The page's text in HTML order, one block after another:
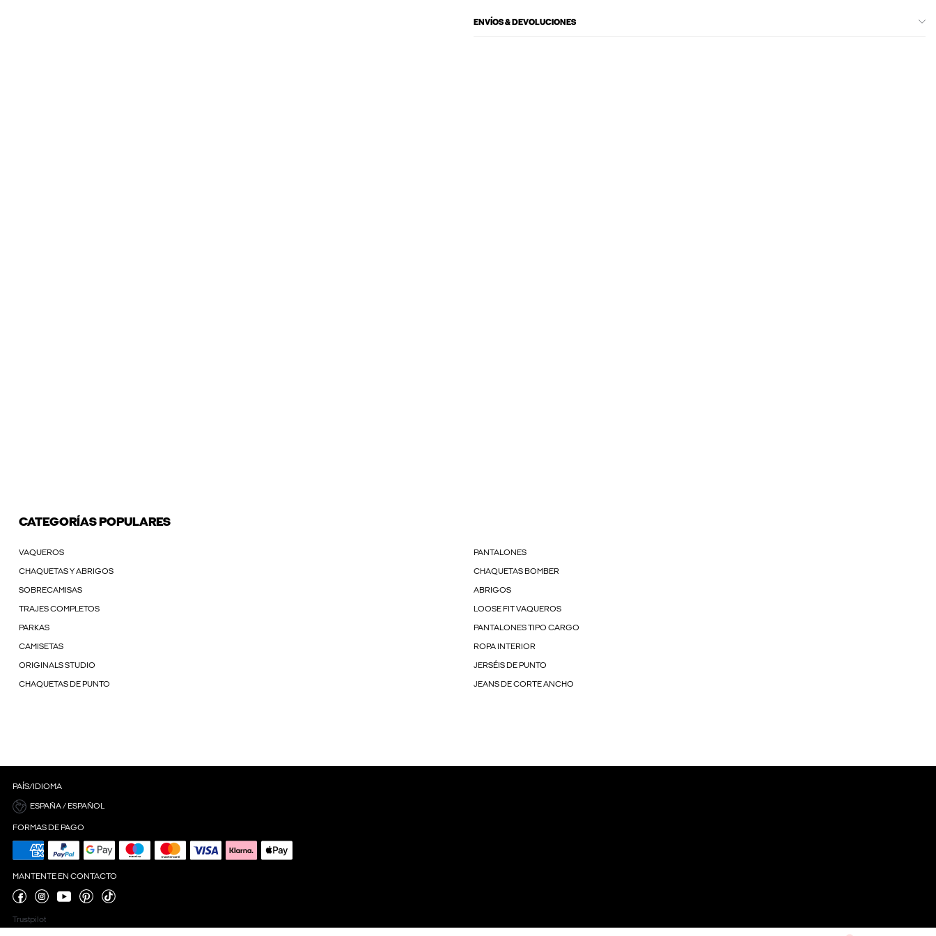
ENVÍOS & DEVOLUCIONES
CATEGORÍAS POPULARES
VAQUEROS PANTALONES
CHAQUETAS Y ABRIGOS CHAQUETAS BOMBER
SOBRECAMISAS ABRIGOS
TRAJES COMPLETOS LOOSE FIT VAQUEROS
PARKAS PANTALONES TIPO CARGO
CAMISETAS ROPA INTERIOR
ORIGINALS STUDIO JERSÉIS DE PUNTO
CHAQUETAS DE PUNTO JEANS DE CORTE ANCHO
PAÍS/IDIOMA
ESPAÑA / ESPAÑOL
FORMAS DE PAGO
MANTENTE EN CONTACTO
Trustpilot